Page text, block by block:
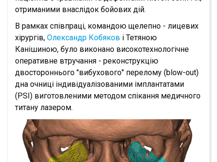
отриманими внаслідок бойових дій.
В рамках співпраці, командою щелепно - лицевих
хірургів, Олександр Кобяков і Тетяною
Канішиною, було виконано високотехнологічне
оперативне втручання - реконструкцію
двостороннього "вибухового" перелому (blow-out)
дна очниці індивідуалізованими імплантатами
(PSI) виготовленими методом спікання медичного
титану лазером.